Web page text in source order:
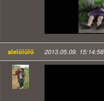
alelölülő 2013.05.09. 15:14:58